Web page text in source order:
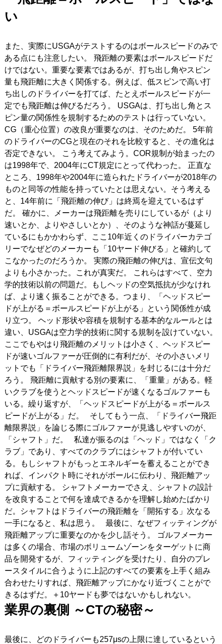
い
また、実際にUSGAがテストするのはボールスピードのみで
ある点にも注意したい。 飛距離の要素はボールスピードだ
けではない。重要な要素ではあるが、打ち出し角やスピン
量も飛距離に大きく関係する。例えば、低スピンで高い打
ち出しのドライバーを打てば、たとえボールスピードが一
定でも飛距離は伸びるだろう。 USGAは、打ち出し角とス
ピン量の関係性を規制するためのテストは行っていない。
CG（重心位置）の改良が重要なのは、そのためだ。 5年前
のドライバーのCGと現在のそれを比較すると、その進化は
否定できない。 こう考えてみよう。COR規制が始まったの
は1998年で、2004年にCT規定にとって代わった。 正直な
ところ、1998年や2004年に造られたドライバーが2018年の
ものと同等の性能を持っていたとは思えない。そう考える
と、14年前に「飛距離の伸び」は終焉を迎えているはず
だ。 確かに、メーカーは飛距離を売りにしているが（より
速いとか、よりやさしいとか）、そのような神話が蔓延し
ているにもかかわらず、ここ10年近くのドライバーカテゴ
リーでなぜどのメーカーも「10ヤード伸びる」と確約して
こなかったのだろうか。 実際の飛距離の伸びは、宣伝文句
よりも小さかった。これが真実だ。 これらはすべて、空力
学的技術以前の問題だ。もしヘッドの空気抵抗が少なけれ
ば、より速く振ることができる。つまり、「ヘッドスピー
ドが上がる＝ボールスピードが上がる」という関係性が成
り立つ。 ヘッド形状や容積を規制する基本的なルールとは
違い、USGAは空力学的技術に関する規制を設けていない。
ここでもやはり飛距離のメリットは小さく、ヘッドスピー
ドが速いゴルファーが圧倒的に有利だが、その小さいメリ
ットでも「ドライバー飛距離限界説」を封じるには十分だ
ろう。 飛距離に貢献する別の要素に、「重量」がある。軽
いクラブを使うとヘッドスピードが速くなるゴルファーも
いる。繰り返すが、「ヘッドスピードが上がる＝ボールス
ピードが上がる」だ。 そしてもう一点、「ドライバー飛距
離限界説」を論じる際にゴルファーが見逃しやすいのが、
「シャフト」だ。 私達が振るのは「ヘッド」ではなく「ク
ラブ」であり、すべてのクラブにはシャフトが付いてい
る。もしシャフトがもっとエネルギーを蓄えることができ
れば、インパクト時にそれがボールに伝わり、飛距離アッ
プに貢献する。 シャフトメーカーでさえ、シャフトの設計
を改良することで何を達成できるかを理解し始めたばかり
だ。シャフトはドライバーの飛距離を「開拓する」次なる
一手になると、私は思う。 最後に、なぜフィッティングが
飛距離アップに重要なのかを少し話そう。 ゴルフメーカー
は多くの場合、市場のボリュームゾーンをターゲットに商
品を開発するが、フィッティングを受けたり、自分のプレ
ースタイルに合うように上記のすべての要素を上手く組み
合わせたりすれば、飛距離アップにかなり近づくことがで
きるはずだ。＋10ヤードも夢ではないかもしれない。
業界の裏側 ～CTの秘密～
最後に、どのドライバーも257μsの上限に達しているという